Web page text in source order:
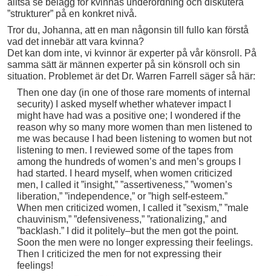
alltså se belägg för kvinnas underordning och diskutera
”strukturer” på en konkret nivå.
Tror du, Johanna, att en man någonsin till fullo kan förstå
vad det innebär att vara kvinna?
Det kan dom inte, vi kvinnor är experter på vår könsroll. På
samma sätt är männen experter på sin könsroll och sin
situation. Problemet är det Dr. Warren Farrell säger så här:
Then one day (in one of those rare moments of internal
security) I asked myself whether whatever impact I
might have had was a positive one; I wondered if the
reason why so many more women than men listened to
me was because I had been listening to women but not
listening to men. I reviewed some of the tapes from
among the hundreds of women’s and men’s groups I
had started. I heard myself, when women criticized
men, I called it ”insight,” ”assertiveness,” ”women’s
liberation,” ”independence,” or ”high self-esteem.”
When men criticized women, I called it ”sexism,” ”male
chauvinism,” ”defensiveness,” ”rationalizing,” and
”backlash.” I did it politely–but the men got the point.
Soon the men were no longer expressing their feelings.
Then I criticized the men for not expressing their
feelings!